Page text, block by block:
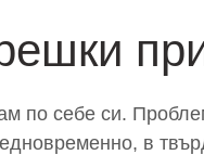
по себе си.
в